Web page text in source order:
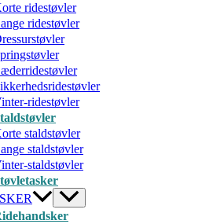
ridestøvler
ridestøvler
ridestøvler
staldstøvler
staldstøvler
staldstøvler